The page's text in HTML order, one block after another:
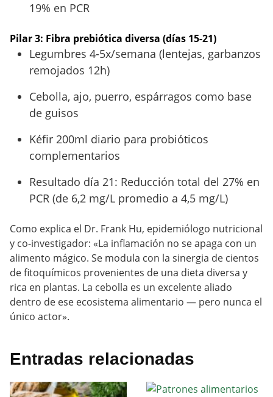
19% en PCR
Pilar 3: Fibra prebiótica diversa (días 15-21)
Legumbres 4-5x/semana (lentejas, garbanzos
remojados 12h)
Cebolla, ajo, puerro, espárragos como base
de guisos
Kéfir 200ml diario para probióticos
complementarios
Resultado día 21: Reducción total del 27% en
PCR (de 6,2 mg/L promedio a 4,5 mg/L)
Como explica el Dr. Frank Hu, epidemiólogo nutricional
y co-investigador: «La inflamación no se apaga con un
alimento mágico. Se modula con la sinergia de cientos
de fitoquímicos provenientes de una dieta diversa y
rica en plantas. La cebolla es un excelente aliado
dentro de ese ecosistema alimentario — pero nunca el
único actor».
Entradas relacionadas